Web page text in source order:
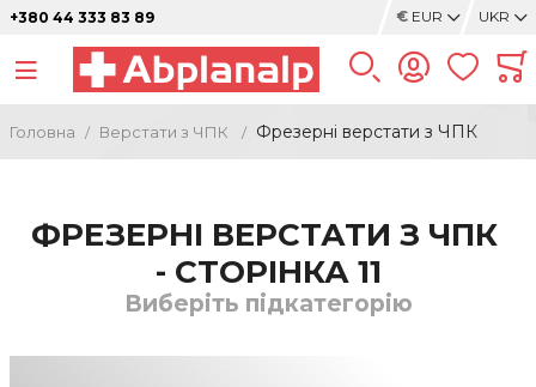
+380 44 333 83 89 € EUR UKR
Головна Верстати з ЧПК Фрезерні верстати з ЧПК
ФРЕЗЕРНІ ВЕРСТАТИ З ЧПК
- СТОРІНКА 11
Виберіть підкатегорію